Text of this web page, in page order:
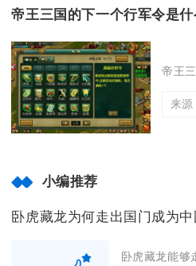
帝王三国的下一个行军令是
帝王
来源
小编推荐
卧虎藏龙为何走出国门成为
卧虎藏龙能够